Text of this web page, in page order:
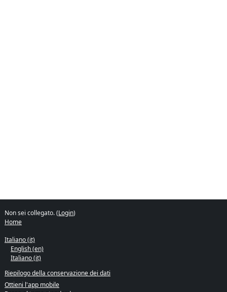
Non sei collegato. (Login)
Home
Italiano ‎(it)‎
English ‎(en)‎
Italiano ‎(it)‎
Riepilogo della conservazione dei dati
Ottieni l'app mobile